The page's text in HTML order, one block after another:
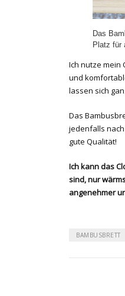
Das
Platz für
Ich nutze mein
und
lassen sich
Das
jedenfalls
gute Qualität!
Ich kann das
sind, nur
angenehmer
BAMBUSBRETT